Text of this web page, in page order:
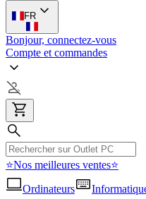
FR
Bonjour, connectez-vous
Compte et commandes
⭐Nos meilleures ventes⭐
Ordinateurs